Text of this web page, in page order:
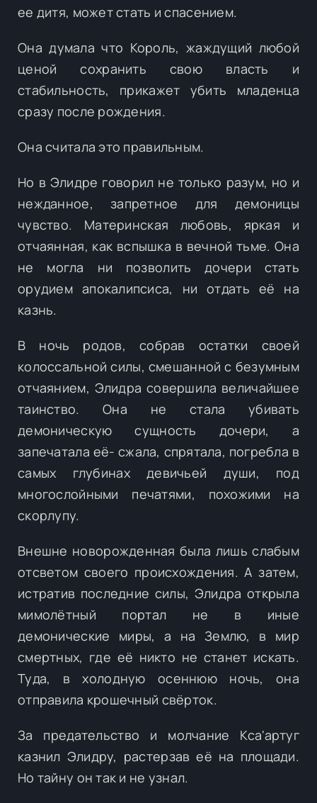
ее дитя, может стать и спасением.
Она думала что Король, жаждущий любой
ценой сохранить свою власть и
стабильность, прикажет убить младенца
сразу после рождения.
Она считала это правильным.
Но в Элидре говорил не только разум, но и
нежданное, запретное для демоницы
чувство. Материнская любовь, яркая и
отчаянная, как вспышка в вечной тьме. Она
не могла ни позволить дочери стать
орудием апокалипсиса, ни отдать её на
казнь.
В ночь родов, собрав остатки своей
колоссальной силы, смешанной с безумным
отчаянием, Элидра совершила величайшее
таинство. Она не стала убивать
демоническую сущность дочери, а
запечатала её- сжала, спрятала, погребла в
самых глубинах девичьей души, под
многослойными печатями, похожими на
скорлупу.
Внешне новорожденная была лишь слабым
отсветом своего происхождения. А затем,
истратив последние силы, Элидра открыла
мимолётный портал не в иные
демонические миры, а на Землю, в мир
смертных, где её никто не станет искать.
Туда, в холодную осеннюю ночь, она
отправила крошечный свёрток.
За предательство и молчание Кса'артуг
казнил Элидру, растерзав её на площади.
Но тайну он так и не узнал.